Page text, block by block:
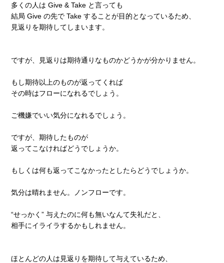
多くの人は Give & Take と言っても
結局 Give の先で Take することが目的となっているため、
見返りを期待してしまいます。
ですが、見返りは期待通りなものかどうかが分かりません。
もし期待以上のものが返ってくれば
その時はフローになれるでしょう。
ご機嫌でいい気分になれるでしょう。
ですが、期待したものが
返ってこなければどうでしょうか。
もしくは何も返ってこなかったとしたらどうでしょうか。
気分は晴れません。ノンフローです。
“せっかく” 与えたのに何も無いなんて失礼だと、
相手にイライラするかもしれません。
ほとんどの人は見返りを期待して与えているため、